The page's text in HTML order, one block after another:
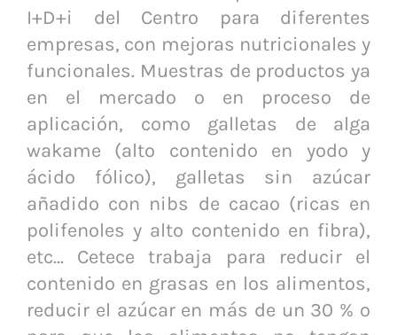
I+D+i del Centro para diferentes
empresas, con mejoras nutricionales y
funcionales. Muestras de productos ya
en el mercado o en proceso de
aplicación, como galletas de alga
wakame (alto contenido en yodo y
ácido fólico), galletas sin azúcar
añadido con nibs de cacao (ricas en
polifenoles y alto contenido en fibra),
etc… Cetece trabaja para reducir el
contenido en grasas en los alimentos,
reducir el azúcar en más de un 30 % o